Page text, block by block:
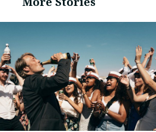
商務合作